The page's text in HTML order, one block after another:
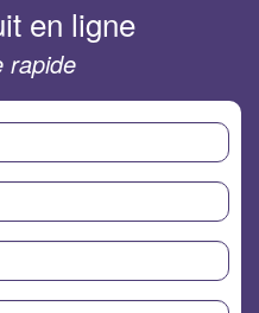
en ligne
rapide